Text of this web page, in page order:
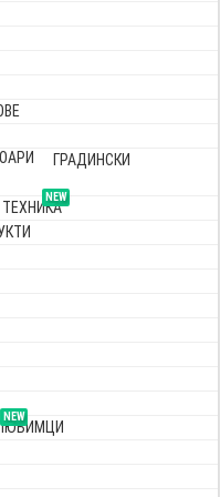
ГРАДИНСКИ
NEW
NEW